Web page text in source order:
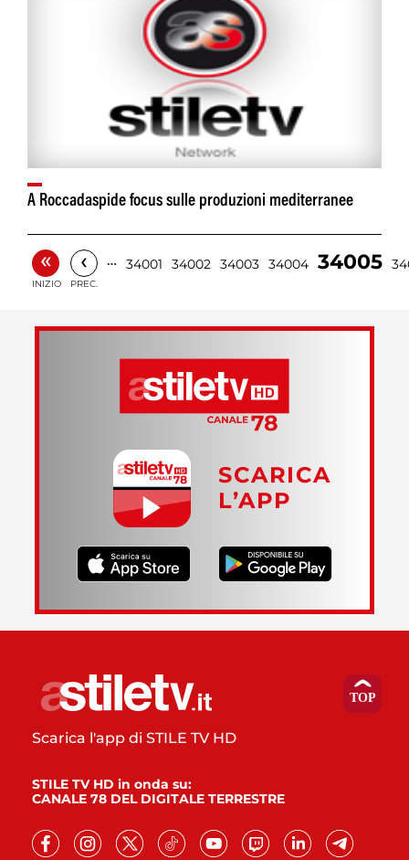
A Roccadaspide focus sulle produzioni mediterranee
«
INIZIO
‹
PREC.
… 34001 34002 34003 34004 34005
SCARICA
L’APP
Scarica l'app di STILE TV HD
STILE TV HD in onda su:
CANALE 78 DEL DIGITALE TERRESTRE